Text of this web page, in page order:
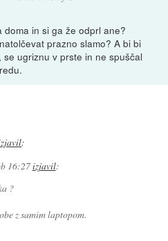
doma in si ga že odprl ane?
prazno slamo? A bi bi
ugriznu v prste in ne spuščal
:
16:27izjavil:
?
z samim laptopom.